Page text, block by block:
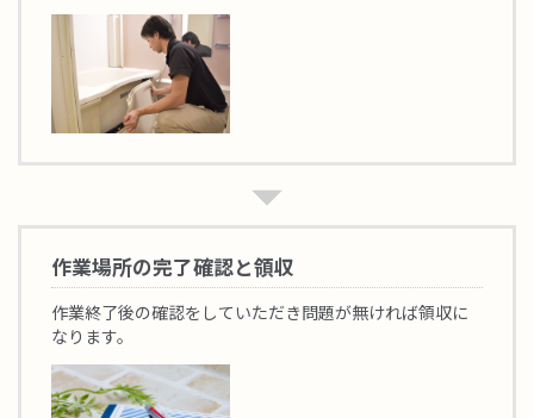
作業場所の完了確認と領収
作業終了後の確認をしていただき問題が無ければ領収に
なります。